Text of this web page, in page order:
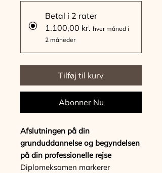
Betal i 2 rater
1.100,00 kr. hver måned i
2 måneder
Tilføj til kurv
Abonner Nu
Afslutningen på din
grunduddannelse og begyndelsen
på din professionelle rejse
Diplomeksamen markerer